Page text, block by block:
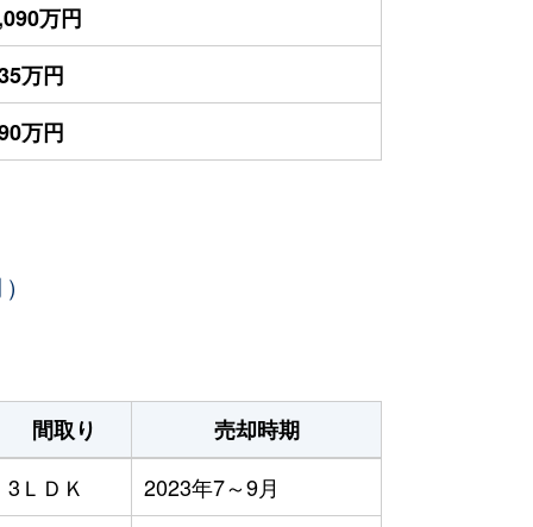
万円
万円
万円
間取り
売却時期
3ＬＤＫ
2023年7～9月